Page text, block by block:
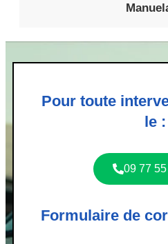
Pour toute
le :
09 77
Formulaire de